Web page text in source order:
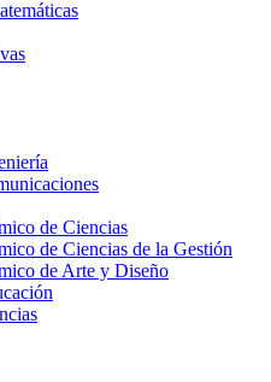
de Ciencias
de Ciencias de la Gestión
de Arte y Diseño